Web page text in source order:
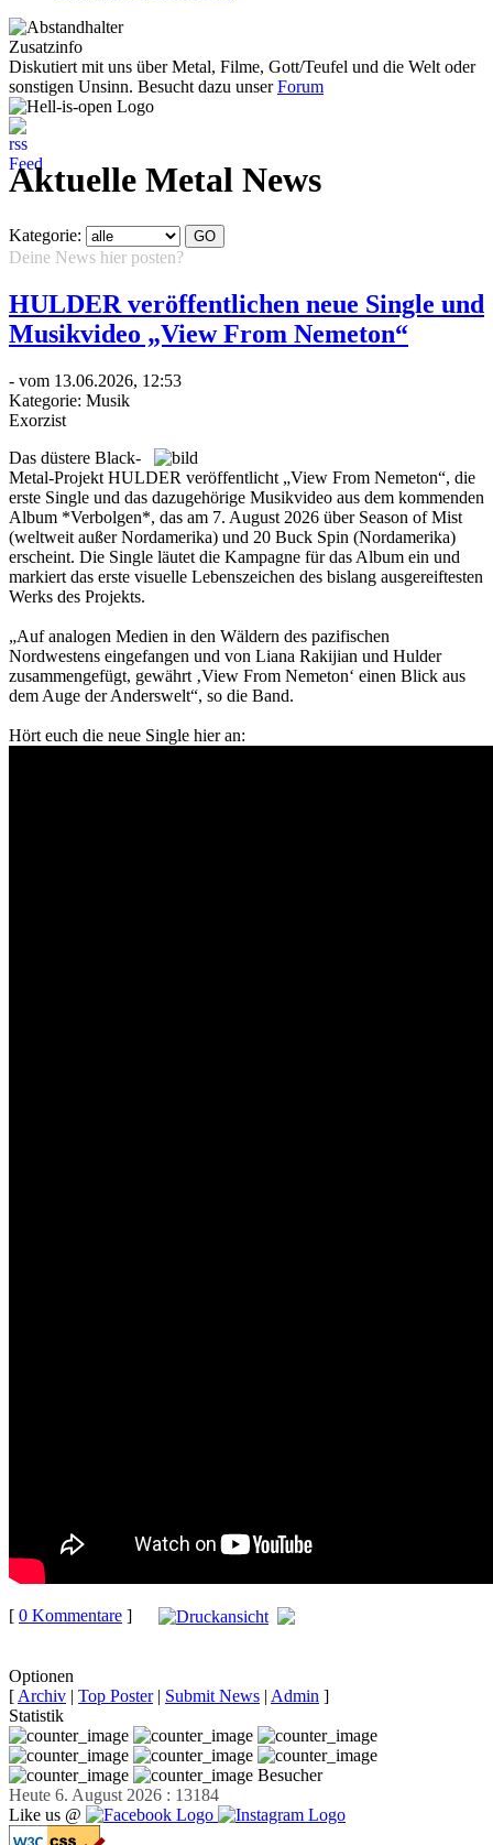
Zusatzinfo
Diskutiert mit uns über Metal, Filme, Gott/Teufel und die Welt oder
sonstigen Unsinn. Besucht dazu unserForum
Aktuelle Metal News
Kategorie:
Deine News hier posten?
HULDER veröffentlichen neue Single und
Musikvideo „View From Nemeton“
- vom 13.06.2026, 12:53
Kategorie: Musik
Exorzist
Das düstere Black-
Metal-Projekt HULDER veröffentlicht „View From Nemeton“, die
erste Single und das dazugehörige Musikvideo aus dem kommenden
Album *Verbolgen*, das am 7. August 2026 über Season of Mist
(weltweit außer Nordamerika) und 20 Buck Spin (Nordamerika)
erscheint. Die Single läutet die Kampagne für das Album ein und
markiert das erste visuelle Lebenszeichen des bislang ausgereiftesten
Werks des Projekts.
„Auf analogen Medien in den Wäldern des pazifischen
Nordwestens eingefangen und von Liana Rakijian und Hulder
zusammengefügt, gewährt ‚View From Nemeton‘ einen Blick aus
dem Auge der Anderswelt“, so die Band.
Hört euch die neue Single hier an:
[ 0 Kommentare ]
Optionen
[ Archiv | Top Poster| Submit News | Admin ]
Statistik
Besucher
Heute 6. August 2026 : 13184
Like us @